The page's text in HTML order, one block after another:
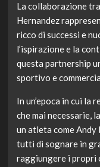
La collaborazione
Hernandez
ricco di successi e
l’ispirazione e la
questa partnership
sportivo e
In un’epoca in cui la
che mai necessarie,
un atleta come Andy
tutti di sognare in
raggiungere i propri